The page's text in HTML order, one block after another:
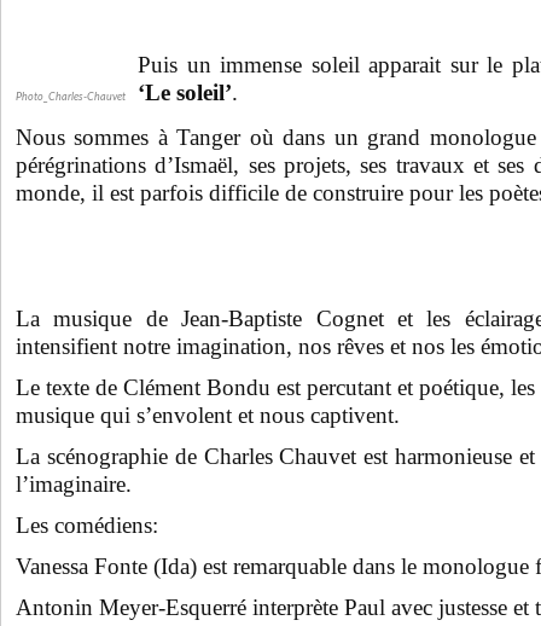
Photo_Charles-Chauvet
Puis un immense soleil apparait sur le
‘Le soleil’.
Nous sommes à Tanger où dans un grand
pérégrinations d’Ismaël, ses projets, ses travaux et
monde, il est parfois difficile de construire pour les
La musique de Jean-Baptiste Cognet et les
intensifient notre imagination, nos rêves et nos les
Le texte de Clément Bondu est percutant et poétique, les
musique qui s’envolent et nous captivent.
La scénographie de Charles Chauvet est harmonieuse
l’imaginaire.
Les comédiens:
Vanessa Fonte (Ida) est remarquable dans le monologue
Antonin Meyer-Esquerré interprète Paul avec justesse et